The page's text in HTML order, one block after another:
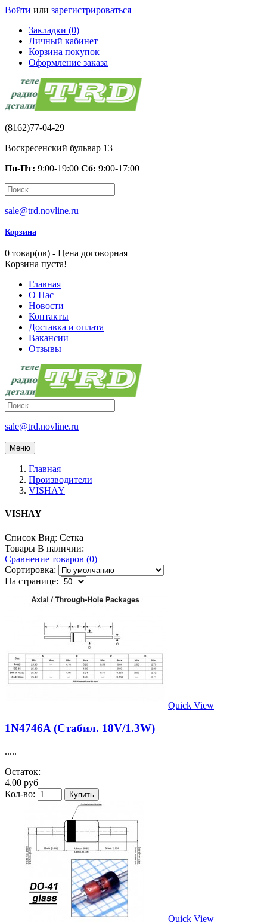
Войти или зарегистрироваться
Закладки (0)
Личный кабинет
Корзина покупок
Оформление заказа
(8162)77-04-29
Воскресенский бульвар 13
Пн-Пт: 9:00-19:00 Сб: 9:00-17:00
sale@trd.novline.ru
Корзина
0 товар(ов) - Цена договорная
Корзина пуста!
Главная
О Нас
Новости
Контакты
Доставка и оплата
Вакансии
Отзывы
sale@trd.novline.ru
Меню
Главная
Производители
VISHAY
VISHAY
Список Вид: Сетка
Товары В наличии:
Сравнение товаров (0)
Сортировка:
На странице:
Quick View
1N4746A (Стабил. 18V/1.3W)
.....
Остаток:
4.00 руб
Кол-во:
Quick View